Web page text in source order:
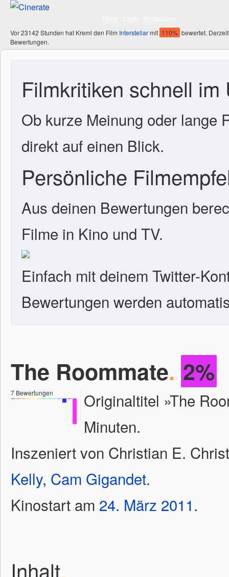
Vor 23142 Stunden hat Kreml den Film Interstellarmit 110% bewertet.
Bewertungen.
Filmkritiken schnell im
Ob kurze Meinung oder lange
direkt auf einen Blick.
Persönliche
Aus deinen Bewertungen
Filme in Kino und TV.
Einfach mit deinem Twitter-
Bewertungen werden
The Roommate. 2%
7 Bewertungen
Originaltitel »The
Minuten.
Inszeniert von Christian E.
Kelly, Cam Gigandet.
Kinostart am 24. März 2011.
Inhalt.